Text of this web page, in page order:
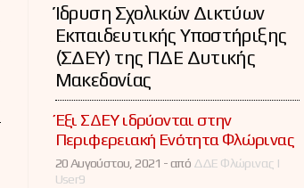
Ίδρυση Σχολικών Δικτύων
Εκπαιδευτικής Υποστήριξης
(ΣΔΕΥ) της ΠΔΕ Δυτικής
Μακεδονίας
Έξι ΣΔΕΥ ιδρύονται στην
Περιφερειακή Ενότητα Φλώρινας
20 Αυγούστου, 2021 -από ΔΔΕ Φλώρινας |
User9